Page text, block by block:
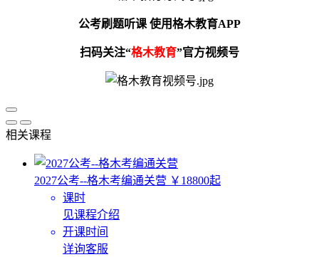
公考刷题听课 使用格木教育APP
扫码关注“格木教育”官方视频号
相关课程
2027公考--格木考编通关营 ￥18800起
课时
见课程介绍
开课时间
详询客服